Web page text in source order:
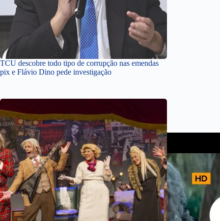
TCU descobre todo tipo de corrupção nas emendas
pix e Flávio Dino pede investigação